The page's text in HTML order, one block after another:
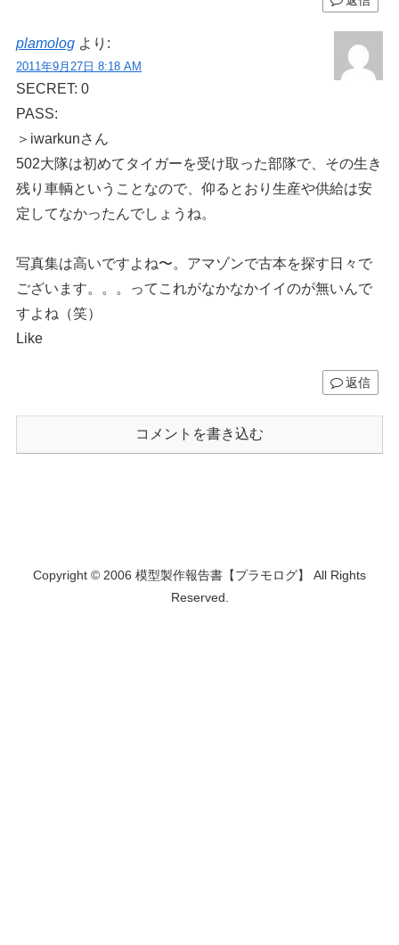
plamolog より:
2011年9月27日 8:18 AM
SECRET: 0
PASS:
＞iwarkunさん
502大隊は初めてタイガーを受け取った部隊で、その生き
残り車輌ということなので、仰るとおり生産や供給は安
定してなかったんでしょうね。
写真集は高いですよね〜。アマゾンで古本を探す日々で
ございます。。。ってこれがなかなかイイのが無いんで
すよね（笑）
Like
返信
コメントを書き込む
Copyright © 2006 模型製作報告書【プラモログ】 All Rights
Reserved.